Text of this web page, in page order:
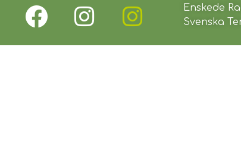
Enskede
Svenska